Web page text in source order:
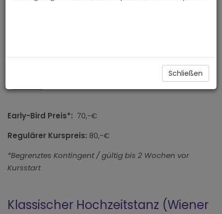
Early-Bird Preis*: 70,-€
Regulärer Kurspreis: 80,-€
*Begrenztes Kontingent / gültig bis 2 Wochen vor
Kursstart
Klassischer Hochzeitstanz (Wiener
Schließen